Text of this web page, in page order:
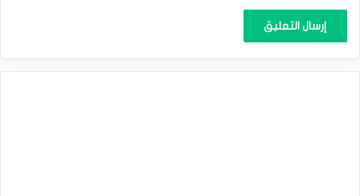
نطاق التداول المتوقع